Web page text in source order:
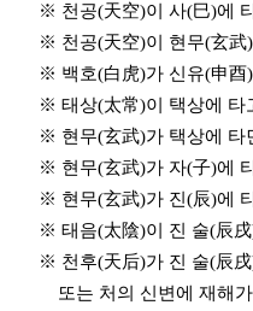
※ 천공(天空)이 사(巳)에
※ 천공(天空)이 현무(玄武
※ 백호(白虎)가 신유(申酉)
※ 태상(太常)이 택상에 타
※ 현무(玄武)가 택상에 타
※ 현무(玄武)가 자(子)에
※ 현무(玄武)가 진(辰)에
※ 태음(太陰)이 진 술(辰戌
※ 천후(天后)가 진 술(辰戌
또는 처의 신변에 재해가